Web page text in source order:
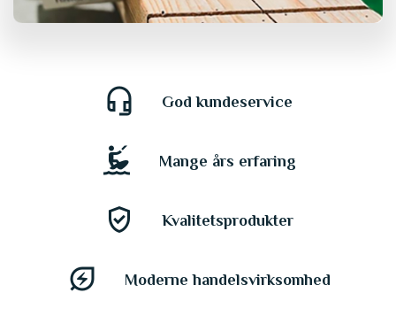
headset_mic God kundeservice
kitesurfing Mange års erfaring
gpp_good Kvalitetsprodukter
energy_savings_leaf Moderne handelsvirksomhed